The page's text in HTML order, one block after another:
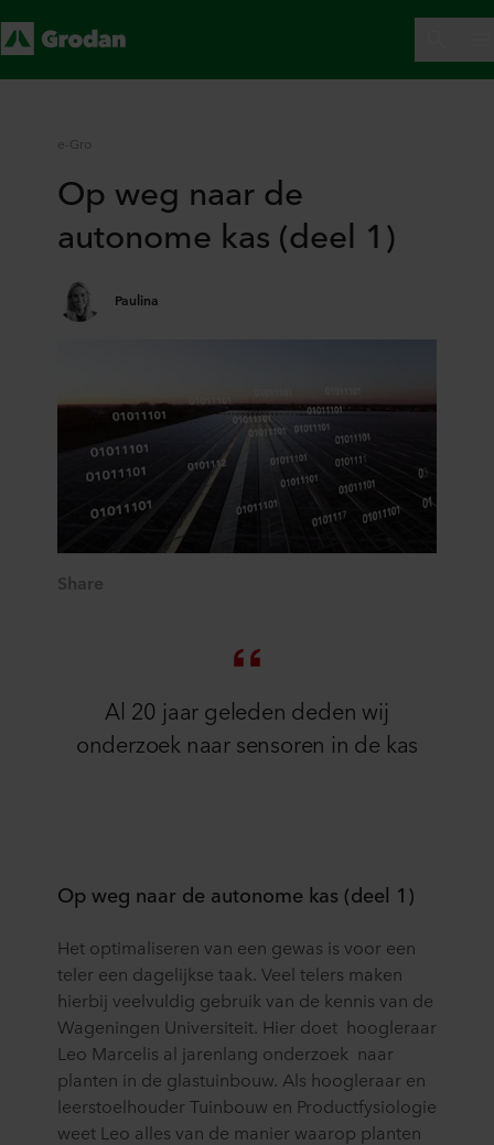
e-Gro
Op weg naar de
autonome kas (deel 1)
Paulina
Share
Al 20 jaar geleden deden wij
onderzoek naar sensoren in de kas
Op weg naar de autonome kas (deel 1)
Het optimaliseren van een gewas is voor een
teler een dagelijkse taak. Veel telers maken
hierbij veelvuldig gebruik van de kennis van de
Wageningen Universiteit. Hier doet hoogleraar
Leo Marcelis al jarenlang onderzoek naar
planten in de glastuinbouw. Als hoogleraar en
leerstoelhouder Tuinbouw en Productfysiologie
weet Leo alles van de manier waarop planten